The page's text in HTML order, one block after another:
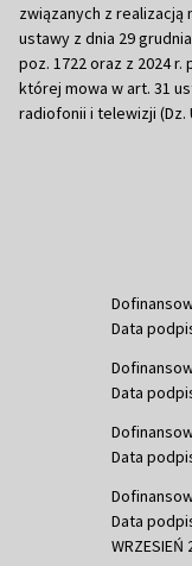
związanych z realizacją
ustawy z dnia 29
poz. 1722 oraz z 2024
której mowa w art. 31
radiofonii i telewizji (Dz.
Data
Data
Data
Data
WRZESIEŃ